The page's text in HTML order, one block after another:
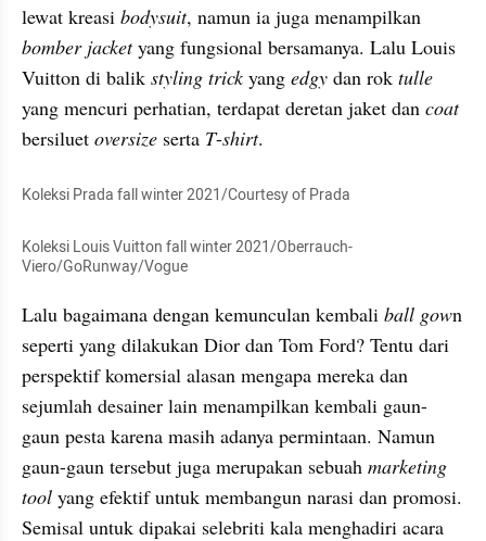
lewat kreasi bodysuit
bomber jacket yang fungsional bersamanya. Lalu Louis
Vuitton di balik styling trick yang edgy dan rok
yang mencuri perhatian, terdapat deretan jaket dan
coat
bersiluet oversize serta T-shirt.
Koleksi Prada fall winter 2021/Courtesy of Prada
Koleksi Louis Vuitton fall winter 2021/Oberrauch-
Viero/GoRunway/Vogue
Lalu bagaimana dengan kemunculan kembali ball gown
seperti yang dilakukan Dior dan Tom Ford? Tentu dari
perspektif komersial alasan mengapa mereka dan
sejumlah desainer lain menampilkan kembali gaun-
gaun pesta karena masih adanya permintaan. Namun
gaun-gaun tersebut juga merupakan sebuah marketing
tool yang efektif untuk membangun narasi dan promosi.
Semisal untuk dipakai selebriti kala menghadiri acara